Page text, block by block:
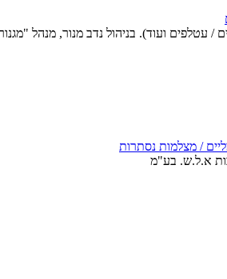
עטלפים ועוד). בניהול נדב מנור, מנהל
/ מצלמות נסתרות
א.ל.ש. בע"מ